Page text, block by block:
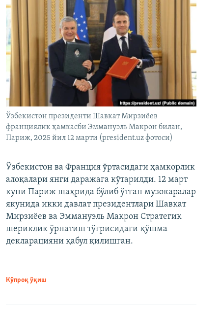
Ўзбекистон президенти Шавкат Мирзиёев
франциялик ҳамкасби Эммануэль Макрон билан,
Париж, 2025 йил 12 марти (president.uz фотоси)
Ўзбекистон ва Франция ўртасидаги ҳамкорлик
алоқалари янги даражага кўтарилди. 12 март
куни Париж шаҳрида бўлиб ўтган музокаралар
якунида икки давлат президентлари Шавкат
Мирзиёев ва Эммануэль Макрон Стратегик
шериклик ўрнатиш тўғрисидаги қўшма
декларацияни қабул қилишган.
Кўпроқ ўқиш